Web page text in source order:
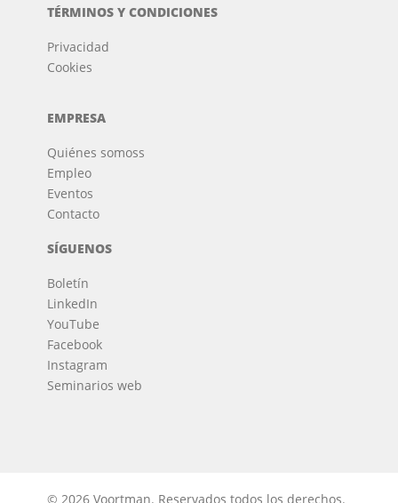
TÉRMINOS Y CONDICIONES
Privacidad
Cookies
EMPRESA
Quiénes somoss
Empleo
Eventos
Contacto
SÍGUENOS
Boletín
LinkedIn
YouTube
Facebook
Instagram
Seminarios web
© 2026 Voortman. Reservados todos los derechos.